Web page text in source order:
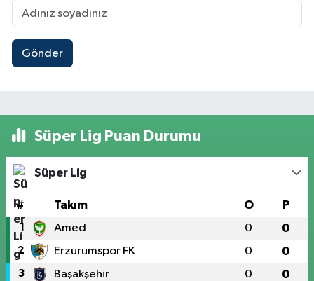
Gönder
Süper Lig Puan Durumu
Süper Lig
# Takım O P
1 Amed 0 0
2 Erzurumspor FK 0 0
3 Başakşehir 0 0